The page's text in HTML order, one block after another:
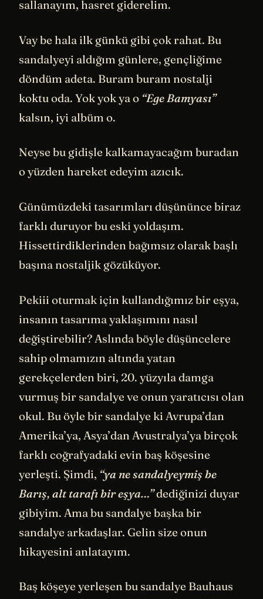
sallanayım, hasret giderelim.
Vay be hala ilk günkü gibi çok rahat. Bu
sandalyeyi aldığım günlere, gençliğime
döndüm adeta. Buram buram nostalji
koktu oda. Yok yok ya o “Ege Bamyası”
kalsın, iyi albüm o.
Neyse bu gidişle kalkamayacağım buradan
o yüzden hareket edeyim azıcık.
Günümüzdeki tasarımları düşününce biraz
farklı duruyor bu eski yoldaşım.
Hissettirdiklerinden bağımsız olarak başlı
başına nostaljik gözüküyor.
Pekiii oturmak için kullandığımız bir eşya,
insanın tasarıma yaklaşımını nasıl
değiştirebilir? Aslında böyle düşüncelere
sahip olmamızın altında yatan
gerekçelerden biri, 20. yüzyıla damga
vurmuş bir sandalye ve onun yaratıcısı olan
okul. Bu öyle bir sandalye ki Avrupa’dan
Amerika’ya, Asya’dan Avustralya’ya birçok
farklı coğrafyadaki evin baş köşesine
yerleşti. Şimdi, “ya ne sandalyeymiş be
Barış, alt tarafı bir eşya…”dediğinizi duyar
gibiyim. Ama bu sandalye başka bir
sandalye arkadaşlar. Gelin size onun
hikayesini anlatayım.
Baş köşeye yerleşen bu sandalye Bauhaus